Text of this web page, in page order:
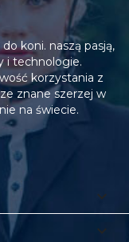
koni. naszą pasją,
i technologie.
korzystania z
znane szerzej w
na świecie.

